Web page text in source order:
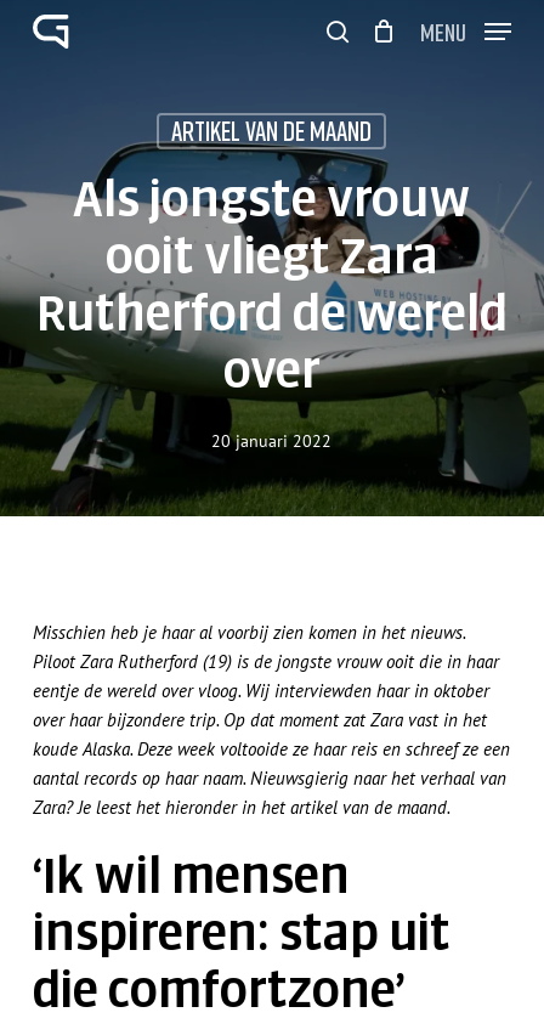
Menu
Artikel van de maand
Als jongste vrouw
ooit vliegt Zara
Rutherford de wereld
over
20 januari 2022
Misschien heb je haar al voorbij zien komen in het nieuws.
Piloot Zara Rutherford (19) is de jongste vrouw ooit die in haar
eentje de wereld over vloog. Wij interviewden haar in oktober
over haar bijzondere trip. Op dat moment zat Zara vast in het
koude Alaska. Deze week voltooide ze haar reis en schreef ze een
aantal records op haar naam. Nieuwsgierig naar het verhaal van
Zara? Je leest het hieronder in het artikel van de maand.
‘Ik wil mensen
inspireren: stap uit
die comfortzone’